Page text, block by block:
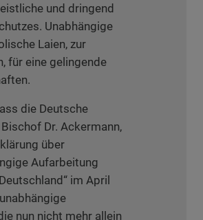
und dringend
Unabhängige
Laien, zur
für eine gelingende
die Deutsche
Dr. Ackermann,
über
Aufarbeitung
im April
nun nicht mehr allein